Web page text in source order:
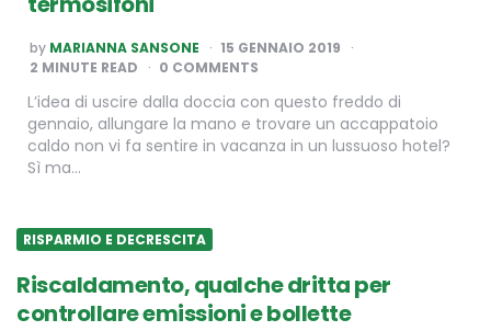
POSTED
BY
by MARIANNA SANSONE
15 GENNAIO 2019
2 MINUTE READ 0 COMMENTS
L’idea di uscire dalla doccia con questo freddo di
gennaio, allungare la mano e trovare un accappatoio
caldo non vi fa sentire in vacanza in un lussuoso hotel?
Sì ma…
RISPARMIO E DECRESCITA
Riscaldamento, qualche dritta per
controllare emissioni e bollette